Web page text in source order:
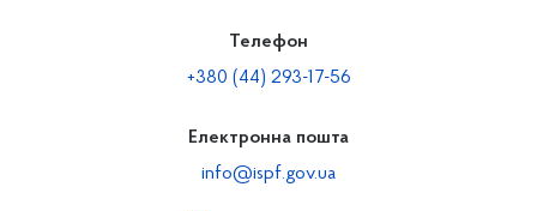
Телефон
+380 (44) 293-17-56
Електронна пошта
info@ispf.gov.ua